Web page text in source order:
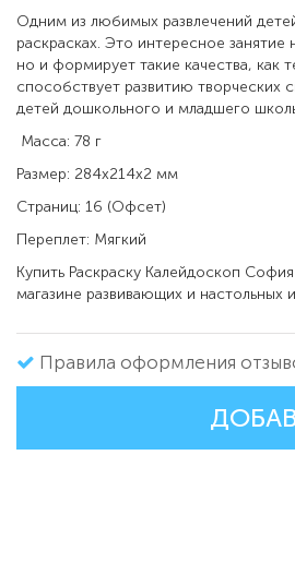
Одним из любимых развлечений
раскрасках. Это интересное
но и формирует такие качества, как
способствует развитию творческих
детей дошкольного и младшего
Масса: 78 г
Размер: 284х214х2 мм
Страниц: 16 (Офсет)
Переплет: Мягкий
Купить Раскраску Калейдоскоп
магазине развивающих и настольных
Правила оформления